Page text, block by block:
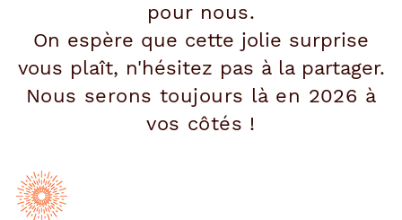
pour nous.
On espère que cette jolie surprise
vous plaît, n'hésitez pas à la partager.
Nous serons toujours là en 2026 à
vos côtés !